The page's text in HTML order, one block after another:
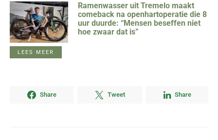
Ramenwasser uit Tremelo maakt
comeback na openhartoperatie die 8
uur duurde: “Mensen beseffen niet
hoe zwaar dat is”
LEES MEER
Share Tweet Share